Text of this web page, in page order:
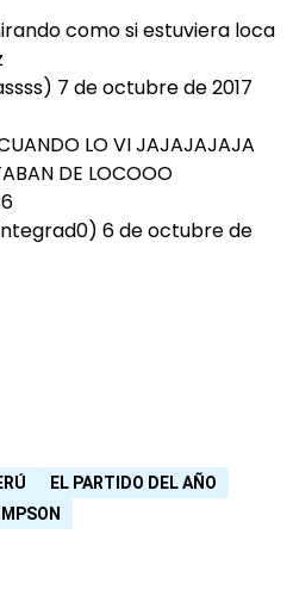
como si estuviera loca
7 de octubre de 2017
LO VI JAJAJAJAJA
DE LOCOOO
6 de octubre de
EL PARTIDO DEL AÑO